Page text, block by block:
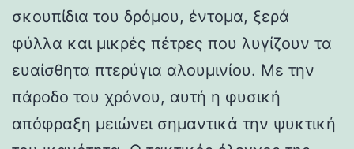
σκουπίδια του δρόμου, έντομα, ξερά
φύλλα και μικρές πέτρες που λυγίζουν τα
ευαίσθητα πτερύγια αλουμινίου. Με την
πάροδο του χρόνου, αυτή η φυσική
απόφραξη μειώνει σημαντικά την ψυκτική